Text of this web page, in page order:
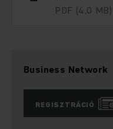
PDF (4,0 MB)
Business Network
REGISZTRÁCIÓ